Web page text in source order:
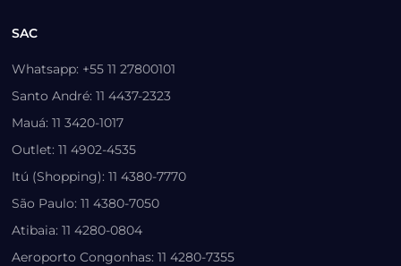
SAC
Whatsapp: +55 11 27800101
Santo André: 11 4437-2323
Mauá: 11 3420-1017
Outlet: 11 4902-4535
Itú (Shopping): 11 4380-7770
São Paulo: 11 4380-7050
Atibaia: 11 4280-0804
Aeroporto Congonhas: 11 4280-7355